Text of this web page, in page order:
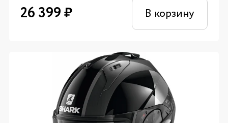
26 399₽ В корзину